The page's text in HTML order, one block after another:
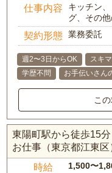
仕事内容
キッチン
グ、その
契約形態 業務委託
週2〜3日からOK スキ
学歴不問
お手伝いさん
こ
東陽町駅から徒歩15
お仕事（東京都江東区
時給 1,500〜